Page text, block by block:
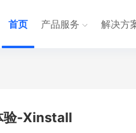
首页 产品服务 解决方
验-Xinstall